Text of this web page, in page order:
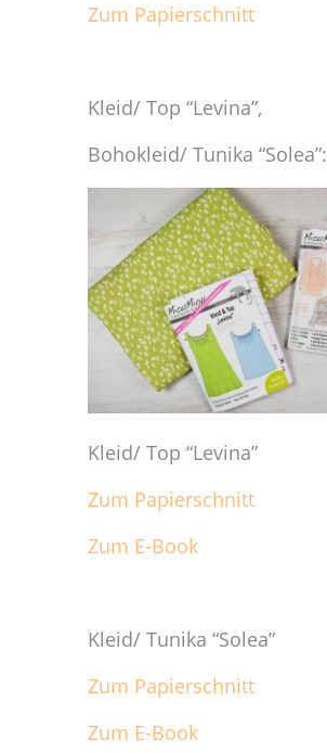
Zum Papierschnitt
Kleid/ Top “Levina”,
Bohokleid/ Tunika “Solea”:
Kleid/ Top “Levina”
Zum Papierschnitt
Zum E-Book
Kleid/ Tunika “Solea”
Zum Papierschnitt
Zum E-Book